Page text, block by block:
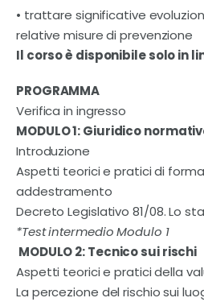
• trattare significative
relative misure di prevenzione
Il corso è disponibile solo in
PROGRAMMA
Verifica in ingresso
MODULO 1: Giuridico
Introduzione
Aspetti teorici e pratici di
addestramento
Decreto Legislativo 81/08. Lo
*Test intermedio Modulo 1
MODULO 2: Tecnico sui rischi
Aspetti teorici e pratici della
La percezione del rischio sui